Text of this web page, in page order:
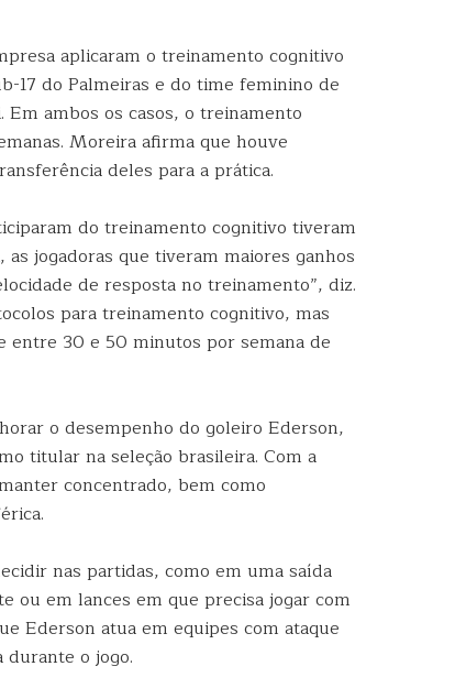
aplicaram o treinamento cognitivo
17 do Palmeiras e do time feminino de
ambos os casos, o treinamento
Moreira afirma que houve
deles para a prática.
do treinamento cognitivo tiveram
as jogadoras que tiveram maiores ganhos
de resposta no treinamento”, diz.
para treinamento cognitivo, mas
entre 30 e 50 minutos por semana de
o desempenho do goleiro Ederson,
titular na seleção brasileira. Com a
concentrado, bem como
nas partidas, como em uma saída
ou em lances em que precisa jogar com
Ederson atua em equipes com ataque
o jogo.